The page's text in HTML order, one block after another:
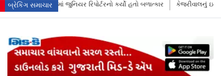
બ્રેકિંગ સમાચાર
કર્યો હતો બળાત્કાર કેજરીવાલનું ઇન્સ્ટાગ્રામ એકાઉન્ટ ભારતમાં